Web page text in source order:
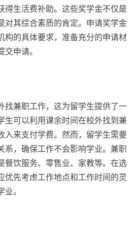
得生活费补助。这些奖学金不仅是
对其综合素质的肯定。申请奖学金
构的具体要求，准备充分的申请材
申请。
找兼职工作，这为留学生提供了一
生可以利用课余时间在校外找到兼
入来支付学费。然而，留学生需要
系，确保工作不会影响学业。兼职
餐饮服务、零售业、家教等。在选
优先考虑工作地点和工作时间的灵
。